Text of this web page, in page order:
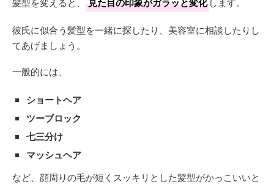
彼氏に似合う髪型を一緒に探したり、美容室に相談したりし
てあげましょう。
一般的には、
ショートヘア
ツーブロック
七三分け
マッシュヘア
など、顔周りの毛が短くスッキリとした髪型がかっこいいと